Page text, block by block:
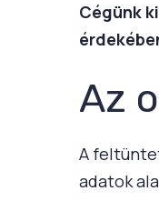
Cégünk
Az
A
adatok